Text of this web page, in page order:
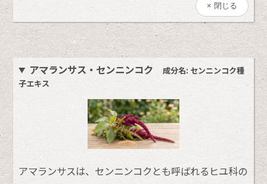
閉じる
アマランサス・センニンコク
成分名: センニンコク種
子エキス
アマランサスは、センニンコクとも呼ばれるヒユ科の